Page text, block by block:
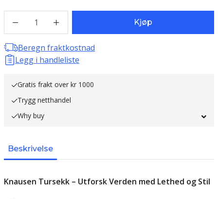
1 Kjøp
Beregn fraktkostnad
Legg i handleliste
Gratis frakt over kr 1000
Trygg netthandel
Why buy
Beskrivelse
Knausen Tursekk – Utforsk Verden med Lethed og Stil